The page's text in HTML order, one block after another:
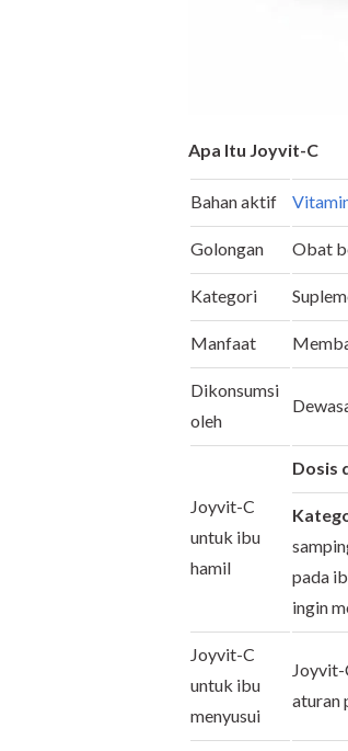
Apa Itu Joyvit-C
Bahan aktif
Golongan Obat
Kategori
Manfaat
Dikonsumsi
oleh
Joyvit-C
untuk ibu
hamil
Dosis
pada
ingin
Joyvit-C
untuk ibu
menyusui
Joyvit-
aturan